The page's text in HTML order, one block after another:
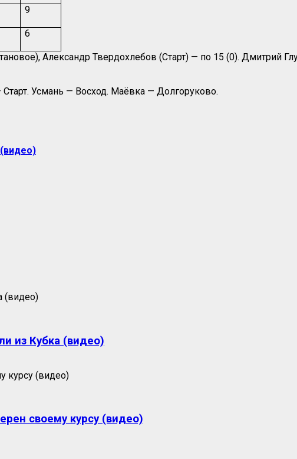
9
6
Александр Твердохлебов (Старт) — по 15 (0). Дмитрий
Усмань — Восход. Маёвка — Долгоруково.
из Кубка (видео)
своему курсу (видео)